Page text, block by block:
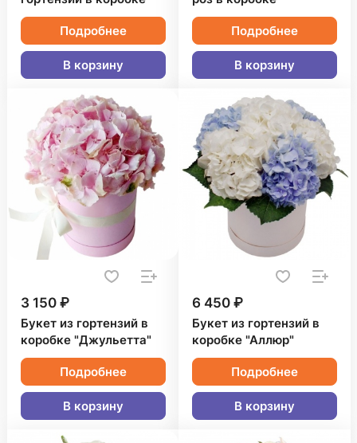
Подробнее
В корзину
Подробнее
В корзину
3 150 ₽
Букет из гортензий в
коробке "Джульетта"
Подробнее
В корзину
6 450 ₽
Букет из гортензий в
коробке "Аллюр"
Подробнее
В корзину